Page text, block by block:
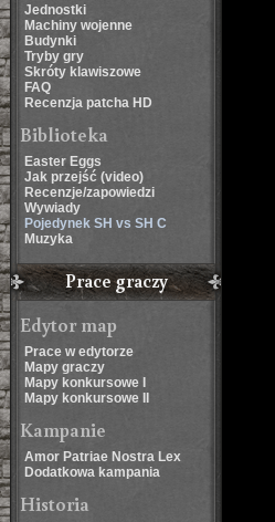
Jednostki
Machiny wojenne
Budynki
Tryby gry
Skróty klawiszowe
FAQ
Recenzja patcha HD
Biblioteka
Easter Eggs
Jak przejść (video)
Recenzje/zapowiedzi
Wywiady
Pojedynek SH vs SH C
Muzyka
Prace graczy
Edytor map
Prace w edytorze
Mapy graczy
Mapy konkursowe I
Mapy konkursowe II
Kampanie
Amor Patriae Nostra Lex
Dodatkowa kampania
Historia